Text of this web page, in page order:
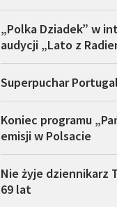
„Polka Dziadek” w
audycji „Lato z
Superpuchar
Koniec programu
emisji w Polsacie
Nie żyje dziennikarz
69 lat